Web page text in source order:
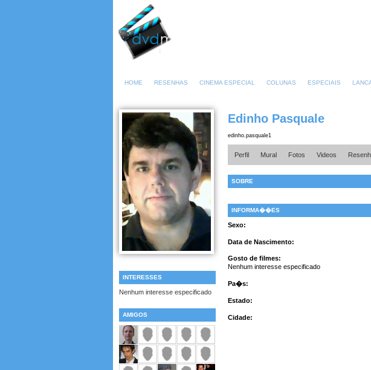
HOME RESENHAS CINEMA ESPECIAL COLUNAS ESPECIAIS
INTERESSES
Nenhum interesse especificado
AMIGOS
Edinho Pasquale
edinho.pasquale1
Perfil Mural Fotos Videos
SOBRE
INFORMA��ES
Sexo:
Data de Nascimento:
Gosto de filmes:
Nenhum interesse especificado
Pa�s:
Estado:
Cidade: